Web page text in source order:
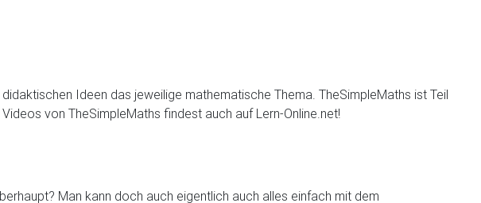
Ideen das jeweilige mathematische Thema. TheSimpleMaths ist Teil
von TheSimpleMaths findest auch auf Lern-Online.net!
Man kann doch auch eigentlich auch alles einfach mit dem